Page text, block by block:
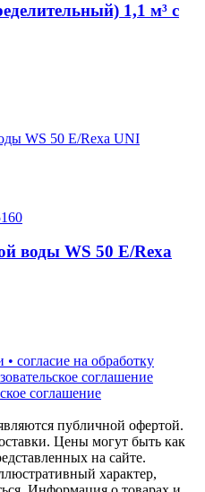
1,1 м³ с
воды WS 50 E/Rexa
согласие на обработку
соглашение
соглашение
публичной офертой.
Цены могут быть как
на сайте.
характер,